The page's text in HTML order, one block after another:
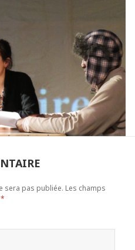
sera pas publiée. Les champs
*